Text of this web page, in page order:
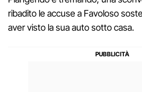
ribadito le accuse a Favoloso
aver visto la sua auto sotto casa.